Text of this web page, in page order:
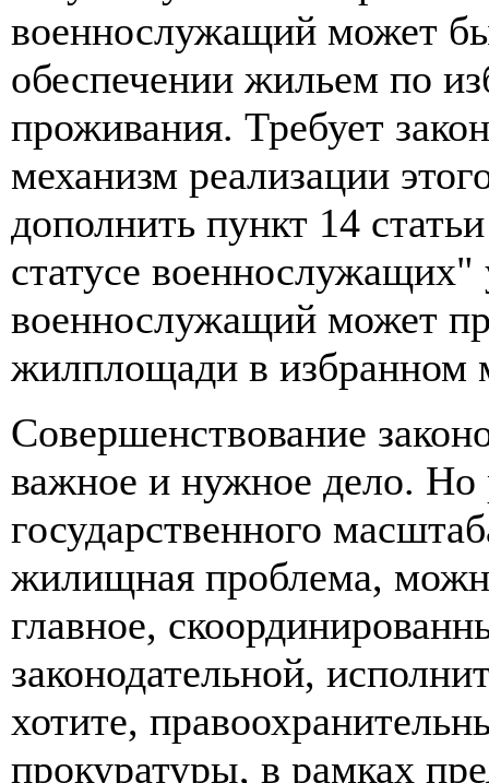
военнослужащий может
обеспечении жильем по
проживания. Требует
механизм реализации
дополнить пункт 14
статусе военнослужащих"
военнослужащий может
жилплощади в избранном
Совершенствование
важное и нужное дело. Но
государственного
жилищная проблема,
главное,
законодательной,
хотите,
прокуратуры, в рамках